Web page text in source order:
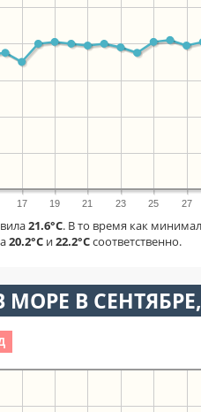
17 19 21 23 25 27
21.6°C. В то время как
20.2°C и22.2°Cсоответственно.
В СЕНТЯБРЕ,